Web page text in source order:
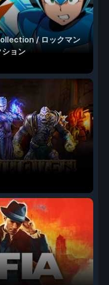
/ ロックマン
ョン